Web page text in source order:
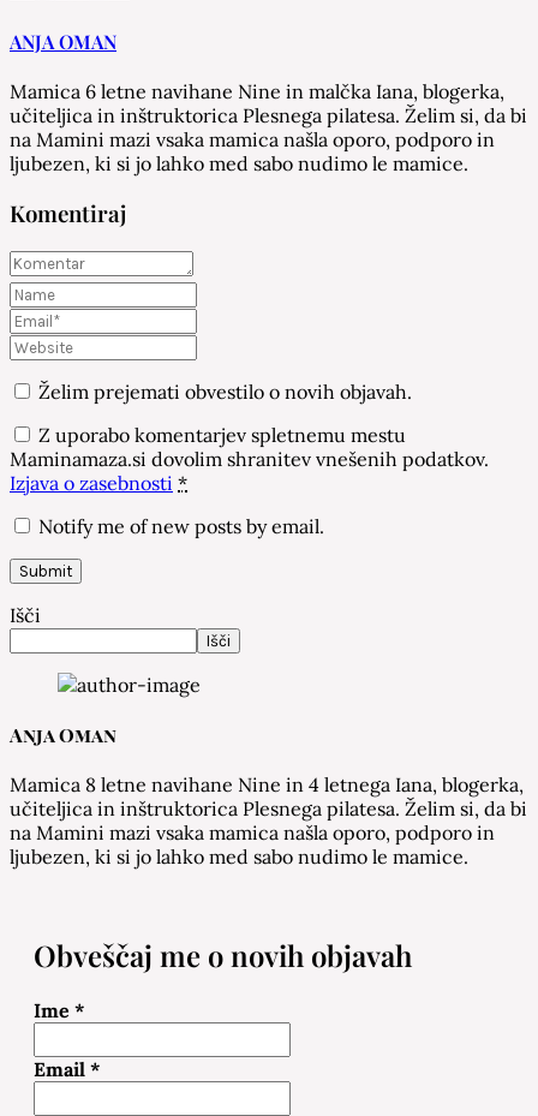
ANJA OMAN
Mamica 6 letne navihane Nine in malčka Iana, blogerka,
učiteljica in inštruktorica Plesnega pilatesa. Želim si, da bi
na Mamini mazi vsaka mamica našla oporo, podporo in
ljubezen, ki si jo lahko med sabo nudimo le mamice.
Komentiraj
Želim prejemati obvestilo o novih objavah.
Z uporabo komentarjev spletnemu mestu
Maminamaza.si dovolim shranitev vnešenih podatkov.
Izjava o zasebnosti *
Notify me of new posts by email.
Išči
Išči
Anja Oman
Mamica 8 letne navihane Nine in 4 letnega Iana, blogerka,
učiteljica in inštruktorica Plesnega pilatesa. Želim si, da bi
na Mamini mazi vsaka mamica našla oporo, podporo in
ljubezen, ki si jo lahko med sabo nudimo le mamice.
Obveščaj me o novih objavah
Ime *
Email *